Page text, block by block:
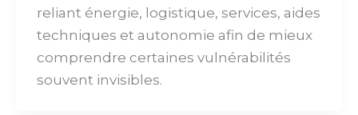
reliant énergie, logistique, services, aides
techniques et autonomie afin de mieux
comprendre certaines vulnérabilités
souvent invisibles.